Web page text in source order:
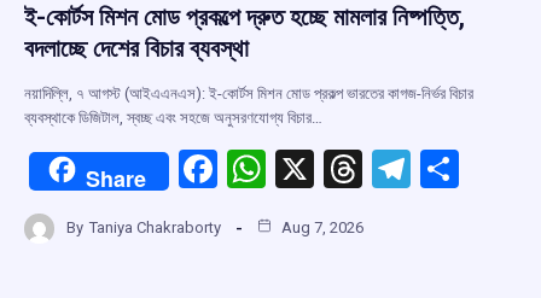
ই-কোর্টস মিশন মোড প্রকল্পে দ্রুত হচ্ছে মামলার নিষ্পত্তি,
বদলাচ্ছে দেশের বিচার ব্যবস্থা
নয়াদিল্লি, ৭ আগস্ট (আইএএনএস): ই-কোর্টস মিশন মোড প্রকল্প ভারতের কাগজ-নির্ভর বিচার
ব্যবস্থাকে ডিজিটাল, স্বচ্ছ এবং সহজে অনুসরণযোগ্য বিচার…
Share
F
ce
W
h
at
X
T
e
T
By Taniya Chakraborty Aug 7, 2026